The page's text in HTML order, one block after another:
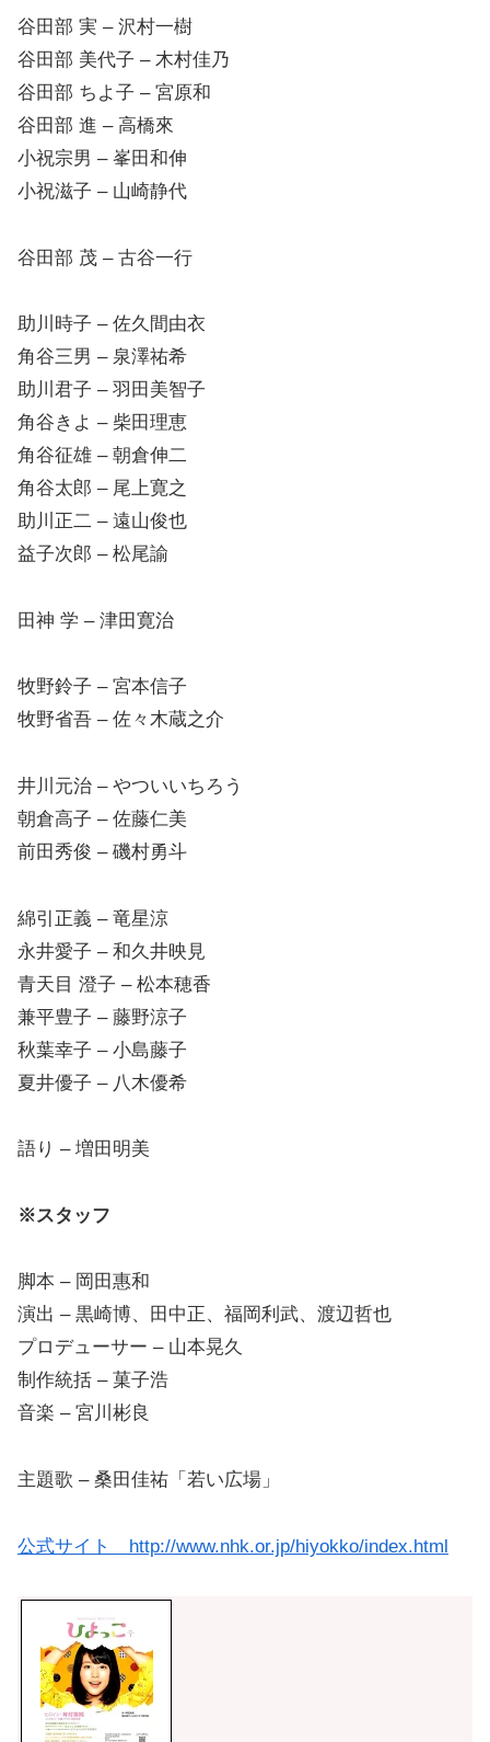
谷田部 実 – 沢村一樹
谷田部 美代子 – 木村佳乃
谷田部 ちよ子 – 宮原和
谷田部 進 – 高橋來
小祝宗男 – 峯田和伸
小祝滋子 – 山崎静代
谷田部 茂 – 古谷一行
助川時子 – 佐久間由衣
角谷三男 – 泉澤祐希
助川君子 – 羽田美智子
角谷きよ – 柴田理恵
角谷征雄 – 朝倉伸二
角谷太郎 – 尾上寛之
助川正二 – 遠山俊也
益子次郎 – 松尾諭
田神 学 – 津田寛治
牧野鈴子 – 宮本信子
牧野省吾 – 佐々木蔵之介
井川元治 – やついいちろう
朝倉高子 – 佐藤仁美
前田秀俊 – 磯村勇斗
綿引正義 – 竜星涼
永井愛子 – 和久井映見
青天目 澄子 – 松本穂香
兼平豊子 – 藤野涼子
秋葉幸子 – 小島藤子
夏井優子 – 八木優希
語り – 増田明美
※スタッフ
脚本 – 岡田惠和
演出 – 黒崎博、田中正、福岡利武、渡辺哲也
プロデューサー – 山本晃久
制作統括 – 菓子浩
音楽 – 宮川彬良
主題歌 – 桑田佳祐「若い広場」
公式サイト http://www.nhk.or.jp/hiyokko/index.html